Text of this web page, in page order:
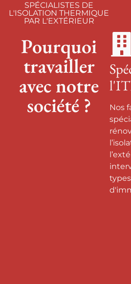
SPÉCIALISTES DE
L'ISOLATION THERMIQUE
PAR L'EXTÉRIEUR
Pourquoi
travailler
avec notre
société ?
Nos